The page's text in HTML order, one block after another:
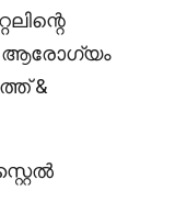
ആരോഗ്യം
&